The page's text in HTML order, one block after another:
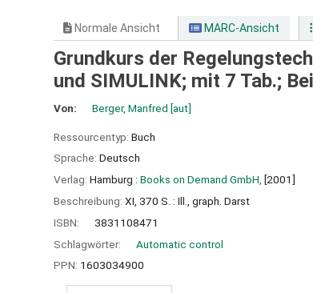
Normale Ansicht MARC-Ansicht
Grundkurs der
und SIMULINK; mit 7 Tab.;
Von: Berger, Manfred [aut]
Ressourcentyp: Buch
Sprache: Deutsch
Verlag: Hamburg : Books on Demand GmbH, [2001]
Beschreibung: XI, 370 S. : Ill., graph. Darst
ISBN:
3831108471
Schlagwörter:
Automatic control
PPN: 1603034900